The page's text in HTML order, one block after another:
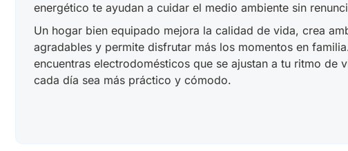
energético te ayudan a cuidar el medio ambiente sin
Un hogar bien equipado mejora la calidad de vida, crea
agradables y permite disfrutar más los momentos en
encuentras electrodomésticos que se ajustan a tu ritmo de
cada día sea más práctico y cómodo.